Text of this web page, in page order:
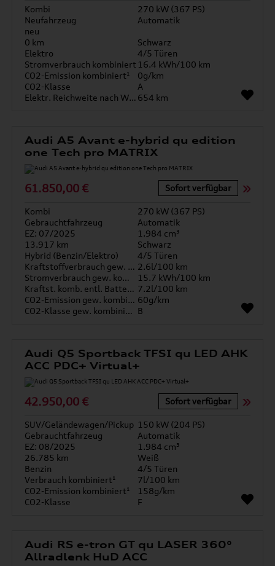
Kombi
270 kW (367 PS)
Neufahrzeug
Automatik
neu
0 km
Schwarz
Elektro
4/5 Türen
Stromverbrauch kombiniert 16.4 kWh/100 km
CO2-Emission kombiniert¹
0g/km
CO2-Klasse
A
Elektr. Reichweite nach WLTP* 654 km
Audi A5 Avant e-hybrid qu edition
one Tech pro MATRIX
61.850,00 € Sofort verfügbar
Kombi
270 kW (367 PS)
Gebrauchtfahrzeug
Automatik
EZ: 07/2025
1.984 cm³
13.917 km
Schwarz
Hybrid (Benzin/Elektro)
4/5 Türen
Kraftstoffverbrauch gew. kombiniert 2.6l/100 km
Stromverbrauch gew. kombiniert
15.7 kWh/100 km
Kraftst. komb. entl. Batterie 7.2l/100 km
CO2-Emission gew. kombiniert 60g/km
CO2-Klasse gew. kombiniert B
Audi Q5 Sportback TFSI qu LED AHK
ACC PDC+ Virtual+
42.950,00 € Sofort verfügbar
SUV/Geländewagen/Pickup 150 kW (204 PS)
Gebrauchtfahrzeug
Automatik
EZ: 08/2025
1.984 cm³
26.785 km
Weiß
Benzin
4/5 Türen
Verbrauch kombiniert¹
7l/100 km
CO2-Emission kombiniert¹
158g/km
CO2-Klasse
F
Audi RS e-tron GT qu LASER 360°
Allradlenk HuD ACC